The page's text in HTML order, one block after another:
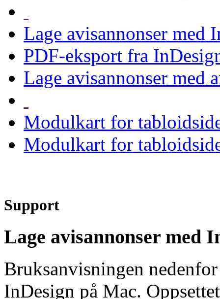
Lage avisannonser med
PDF-eksport fra
Lage avisannonser med
Modulkart for
Modulkart for
Support
Lage avisannonser med
Bruksanvisningen
InDesign på Mac.